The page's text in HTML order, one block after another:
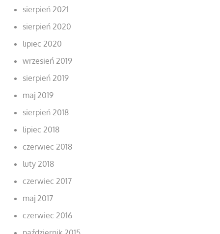
sierpień 2021
sierpień 2020
lipiec 2020
wrzesień 2019
sierpień 2019
maj 2019
sierpień 2018
lipiec 2018
czerwiec 2018
luty 2018
czerwiec 2017
maj 2017
czerwiec 2016